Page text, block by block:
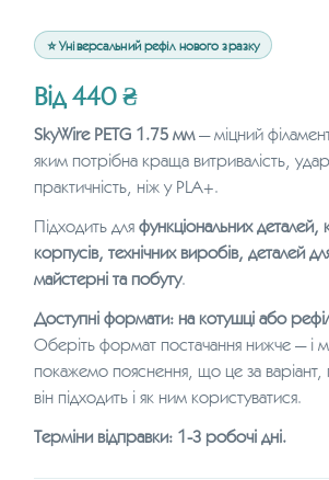
⭐ Універсальний рефіл нового зразку
Від 440₴
SkyWire PETG 1.75 мм— міцний
яким потрібна краща витривалість,
практичність, ніж у PLA+.
Підходить для функціональних деталей,
корпусів, технічних виробів, деталей
майстерні та побуту.
Доступні формати: на котушці або
Оберіть формат постачання нижче — і
покажемо пояснення, що це за варіант,
він підходить і як ним користуватися.
Терміни відправки: 1-3 робочі дні.